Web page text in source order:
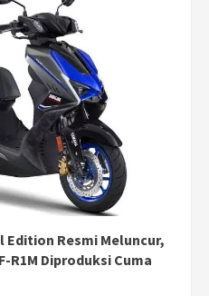
Edition Resmi Meluncur,
R1M Diproduksi Cuma